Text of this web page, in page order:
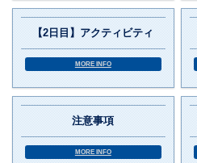
【2日目】アクティビティ
MORE INFO
注意事項
MORE INFO